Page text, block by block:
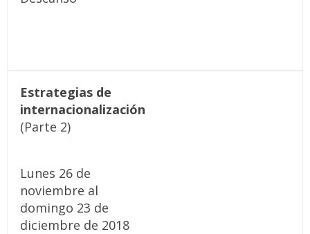
Estrategias de
internacionalización
(Parte 2)
Lunes 26 de
noviembre al
domingo 23 de
diciembre de 2018